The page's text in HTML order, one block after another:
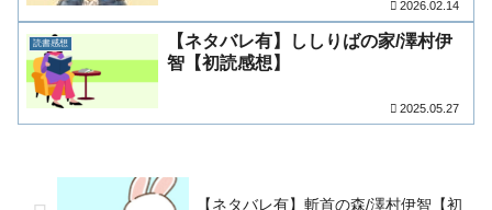
2026.02.14
読書感想
【ネタバレ有】ししりばの家/澤村伊
智【初読感想】
2025.05.27
【ネタバレ有】斬首の森/澤村伊智【初